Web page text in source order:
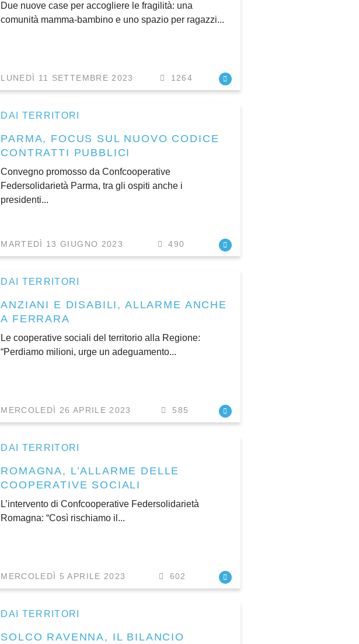
Due nuove case per accogliere le fragilità: una
comunità mamma-bambino e uno spazio per ragazzi...
LUNEDÌ 11 SETTEMBRE 2023 1264
DAI TERRITORI
PARMA, FOCUS SUL NUOVO CODICE
CONTRATTI PUBBLICI
Convegno promosso da Confcooperative
Federsolidarietà Parma, tra gli ospiti anche i
presidenti...
MARTEDÌ 13 GIUGNO 2023 490
DAI TERRITORI
ANZIANI E DISABILI, ALLARME ANCHE
A FERRARA
Le cooperative sociali del territorio alla Regione:
“Perdiamo milioni, urge un adeguamento...
MERCOLEDÌ 26 APRILE 2023 585
DAI TERRITORI
ROMAGNA, L’ALLARME DELLE
COOPERATIVE SOCIALI
L’intervento di Confcooperative Federsolidarietà
Romagna: “Così rischiamo il...
MERCOLEDÌ 5 APRILE 2023 602
DAI TERRITORI
SOLCO RAVENNA, IL BILANCIO